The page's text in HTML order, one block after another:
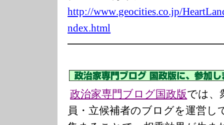
http://www.geocities.co.jp/Hea
ndex.html
政治家専門ブログ国政版では、
員・立候補者のブログを運営し